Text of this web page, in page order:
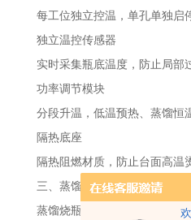
每工位独立控温，单孔单独启停
独立温控传感器
实时采集瓶底温度，防止局部过
功率调节模块
分段升温，低温预热、蒸馏恒温
隔热底座
隔热阻燃材质，防止台面高温烫
三、蒸馏反应单元（核心玻璃反
蒸馏烧瓶（蒸馏管）